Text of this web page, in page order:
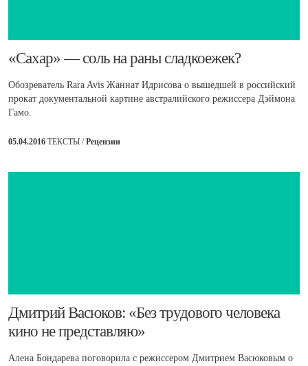
​«Сахар» — соль на раны сладкоежек?
Обозреватель Rara Avis Жаннат Идрисова о вышедшей в российский
прокат документальной картине австралийского режиссера Дэймона
Гамо.
05.04.2016 ТЕКСТЫ /Рецензии
​Дмитрий Васюков: «Без трудового человека
кино не представляю»
Алена Бондарева поговорила с режиссером Дмитрием Васюковым о